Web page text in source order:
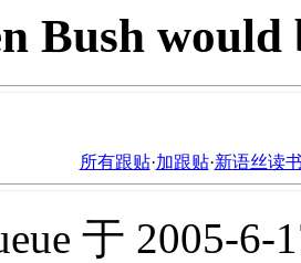
Bush would
所有跟贴·加跟贴·新语丝读
于 2005-6-